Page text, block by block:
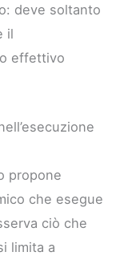
deve soltanto
il
effettivo
propone
che esegue
ciò che
limita a